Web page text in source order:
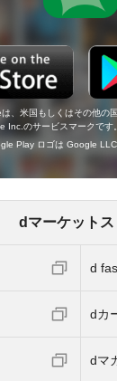
、米国もしくはその他の
Inc.のサービスマークです。
Play ロゴは Google LLC
dマーケットス
d
dカ
dマ